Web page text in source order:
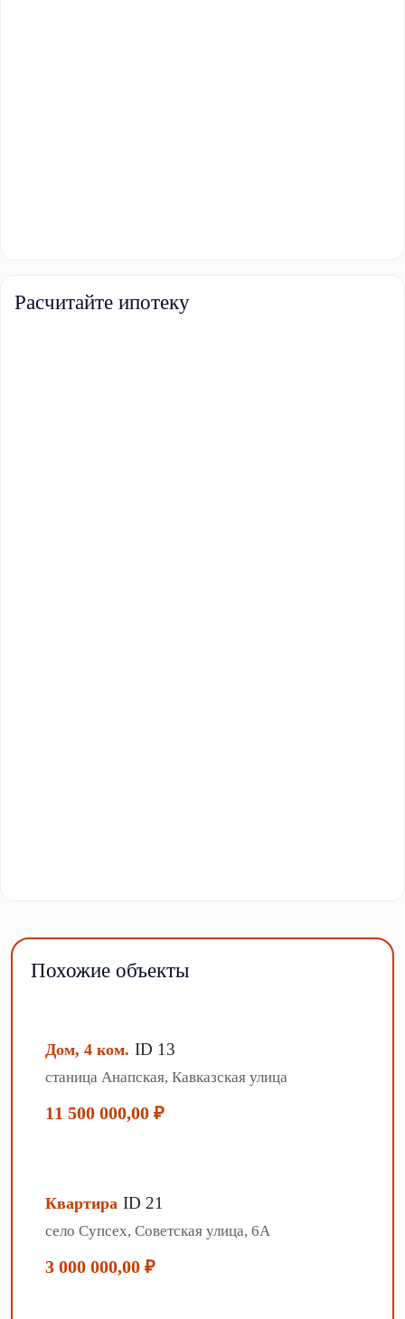
Расчитайте ипотеку
Похожие объекты
Дом, 4 ком. ID 13
станица Анапская, Кавказская улица
11 500 000,00 ₽
Квартира ID 21
село Супсех, Советская улица, 6А
3 000 000,00 ₽